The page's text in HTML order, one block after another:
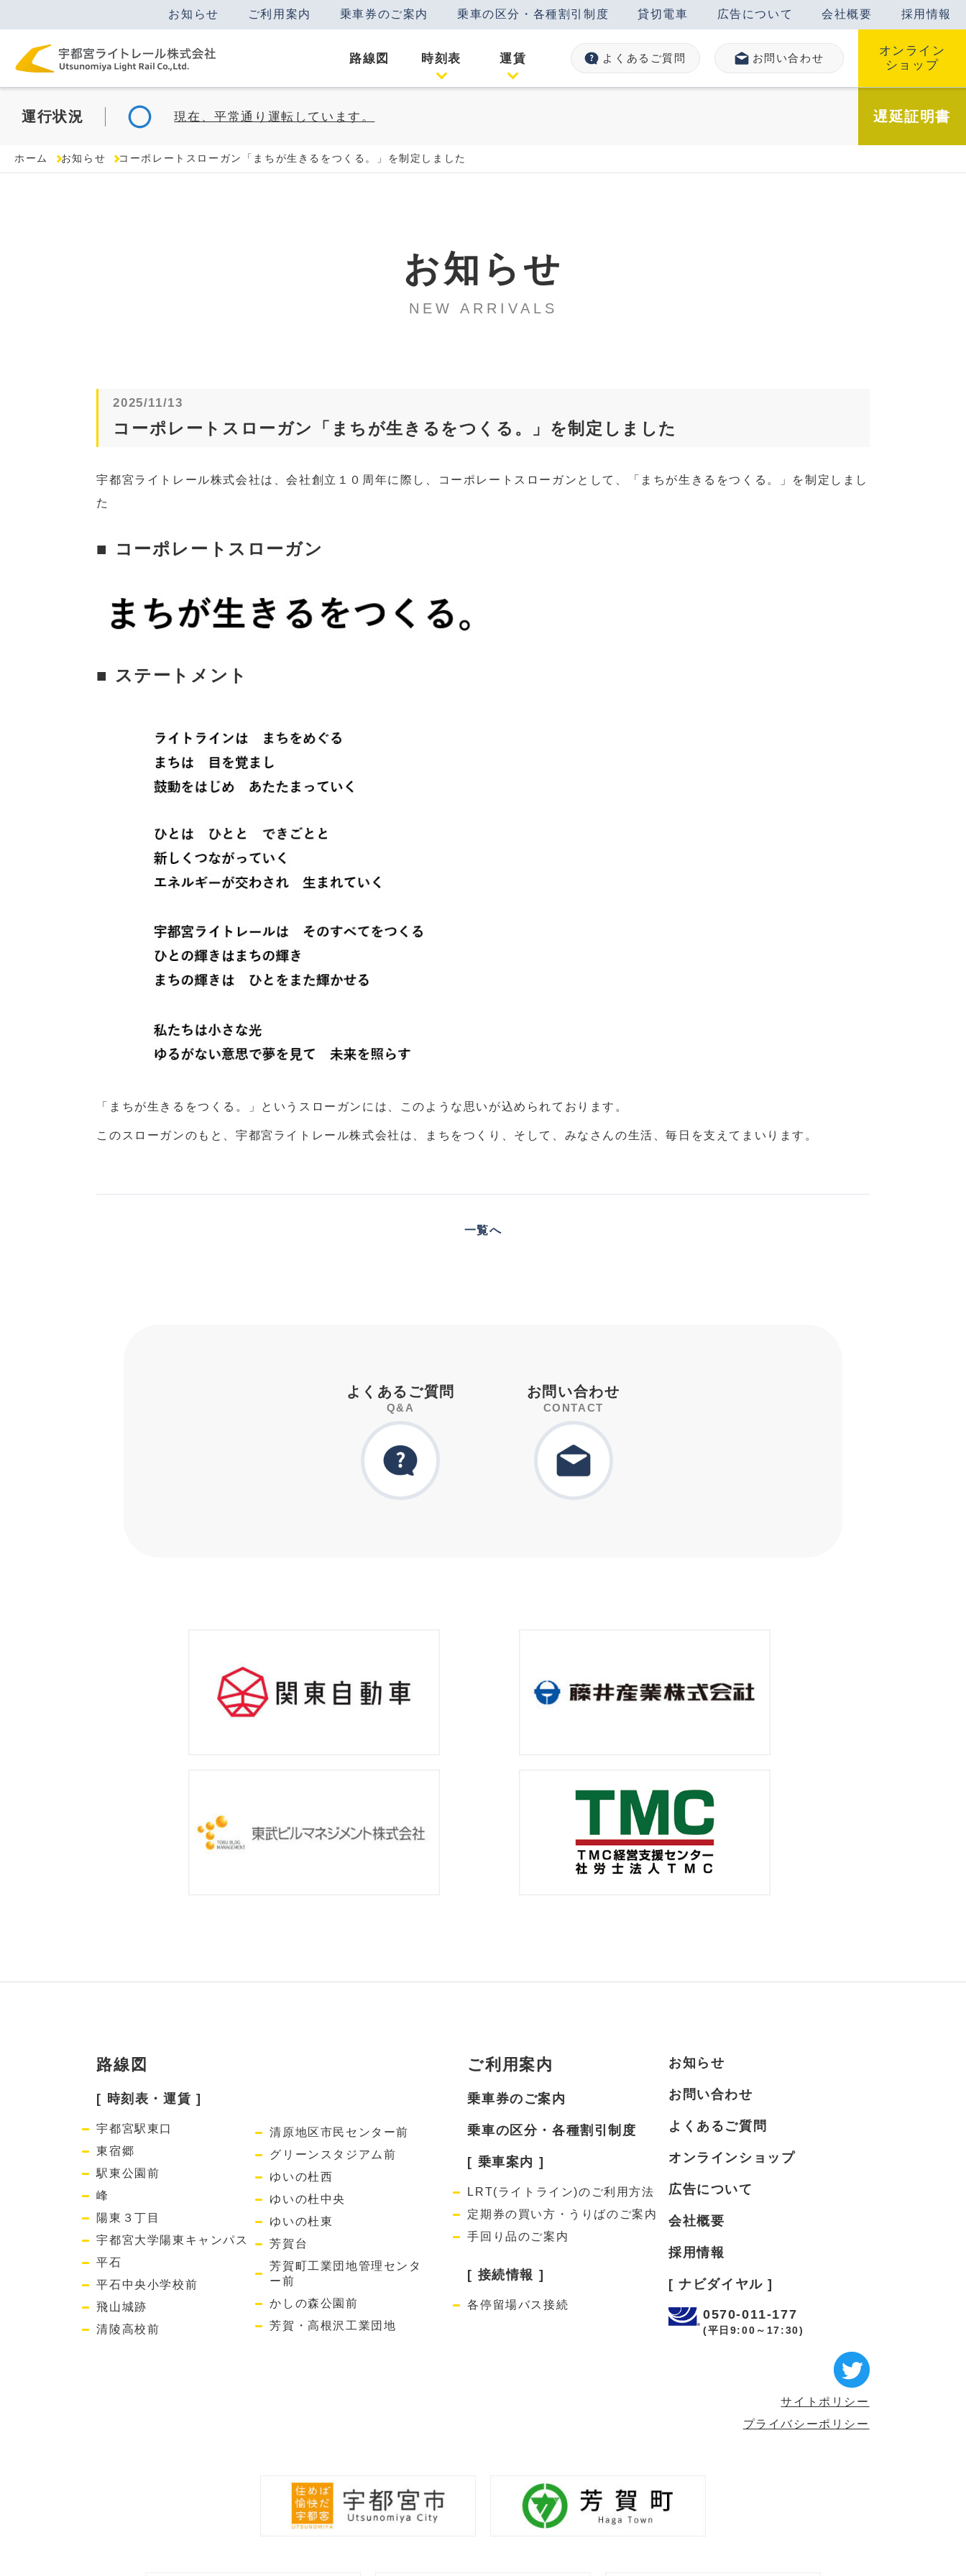
お知らせ ご利用案内 乗車券のご案内 乗車の区分・各種割引制度 貸切電車 広告について 会社概要 採用情報
路線図 時刻表 運賃 よくあるご質問 お問い合わせ
オンライン
ショップ
運行状況 現在、平常通り運転しています。 遅延証明書
ホーム お知らせ コーポレートスローガン「まちが生きるをつくる。」を制定しました
お知らせ
NEW ARRIVALS
2025/11/13
コーポレートスローガン「まちが生きるをつくる。」を制定しました
宇都宮ライトレール株式会社は、会社創立１０周年に際し、コーポレートスローガンとして、「まちが生きるをつくる。」を制定しまし
た
■ コーポレートスローガン
■ ステートメント
「まちが生きるをつくる。」というスローガンには、このような思いが込められております。
一覧へ
よくあるご質問
Q&A
お問い合わせ
CONTACT
路線図
[ 時刻表・運賃 ]
宇都宮駅東口
東宿郷
駅東公園前
峰
陽東３丁目
宇都宮大学陽東キャンパス
平石
平石中央小学校前
飛山城跡
清陵高校前
清原地区市民センター前
グリーンスタジアム前
ゆいの杜西
ゆいの杜中央
ゆいの杜東
芳賀台
芳賀町工業団地管理センタ
ー前
かしの森公園前
芳賀・高根沢工業団地
ご利用案内
乗車券のご案内
乗車の区分・各種割引制度
[ 乗車案内 ]
LRT(ライトライン)のご利用方法
定期券の買い方・うりばのご案内
手回り品のご案内
[ 接続情報 ]
各停留場バス接続
お知らせ
お問い合わせ
よくあるご質問
オンラインショップ
広告について
会社概要
採用情報
[ ナビダイヤル ]
0570-011-177
(平日9:00～17:30)
サイトポリシー
プライバシーポリシー